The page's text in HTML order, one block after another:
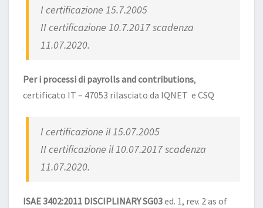
I certificazione 15.7.2005
II certificazione 10.7.2017 scadenza
11.07.2020.
Per i processi di payrolls and contributions,
certificato IT – 47053 rilasciato da IQNET e CSQ
I certificazione il 15.07.2005
II certificazione il 10.07.2017 scadenza
11.07.2020.
ISAE 3402:2011 DISCIPLINARY SG03ed. 1, rev. 2 as of